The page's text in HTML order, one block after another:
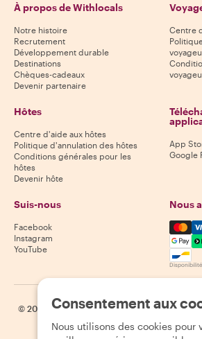
À propos de Withlocals
Notre histoire
Recrutement
Développement durable
Destinations
Chèques-cadeaux
Devenir partenaire
Centre
Hôtes
Centre d'aide aux hôtes
Politique d'annulation des hôtes
Conditions générales pour les
hôtes
Devenir hôte
App
Google
Suis-nous
Facebook
Instagram
YouTube
Nous
© 2026 Withlocals.com | Politique de
site
Consentement aux
Nous utilisons des cookies pour